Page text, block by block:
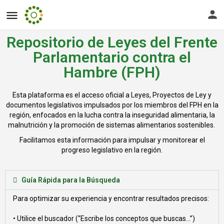
Repositorio de Leyes del Frente
Parlamentario contra el
Hambre (FPH)
Esta plataforma es el acceso oficial a Leyes, Proyectos de Ley y
documentos legislativos impulsados por los miembros del FPH en la
región, enfocados en la lucha contra la inseguridad alimentaria, la
malnutrición y la promoción de sistemas alimentarios sostenibles.
Facilitamos esta información para impulsar y monitorear el
progreso legislativo en la región.
Guía Rápida para la Búsqueda
Para optimizar su experiencia y encontrar resultados precisos:
• Utilice el buscador (“Escribe los conceptos que buscas…”)